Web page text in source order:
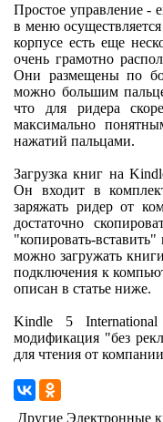
Простое управление -
в меню
корпусе есть еще
очень грамотно
Они размещены по
можно большим
что для ридера
максимально
нажатий пальцами.
Загрузка книг на
Он входит в
заряжать ридер от
достаточно
"копировать-
можно загружать
подключения к
описан в статье ниже.
Kindle 5
модификация "без
для чтения от
Другие Электронные